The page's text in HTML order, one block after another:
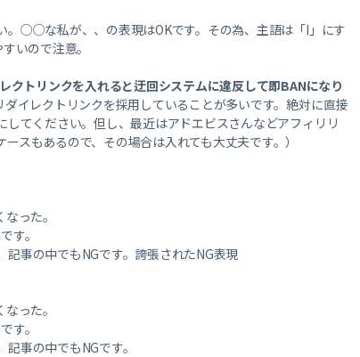
○○な私が、、の表現はOKです。その為、主語は「I」にす
いので注意。
クトリンクを入れると迂回システムに違反して即BANになり
ダイレクトリンクを採用していることが多いです。絶対に直接
てください。但し、最近はアドエビスさんなどアフィリリ
スもあるので、その場合は入れても大丈夫です。）
った。
す。
事の中でもNGです。誇張されたNG表現
った。
す。
事の中でもNGです。